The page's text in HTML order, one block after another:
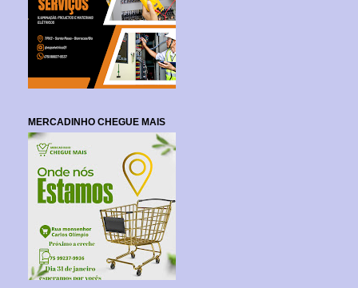
MERCADINHO CHEGUE MAIS